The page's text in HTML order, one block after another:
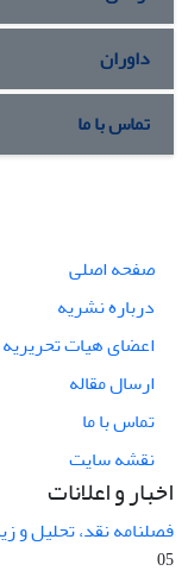
داوران
تماس با ما
صفحه اصلی
درباره نشریه
اعضای هیات تحریریه
ارسال مقاله
تماس با ما
نقشه سایت
اخبار و اعلانات
فصلنامه نقد، تحلیل
05